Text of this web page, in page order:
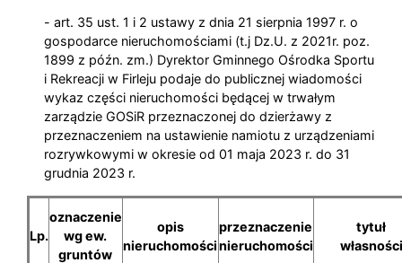
- art. 35 ust. 1 i 2 ustawy z dnia 21 sierpnia 1997 r. o
gospodarce nieruchomościami (t.j Dz.U. z 2021r. poz.
1899 z późn. zm.) Dyrektor Gminnego Ośrodka Sportu
i Rekreacji w Firleju podaje do publicznej wiadomości
wykaz części nieruchomości będącej w trwałym
zarządzie GOSiR przeznaczonej do dzierżawy z
przeznaczeniem na ustawienie namiotu z urządzeniami
rozrywkowymi w okresie od 01 maja 2023 r. do 31
grudnia 2023 r.
Lp.
oznaczenie
wg ew.
gruntów
opis
nieruchomości
przeznaczenie
nieruchomości
tytuł
własności